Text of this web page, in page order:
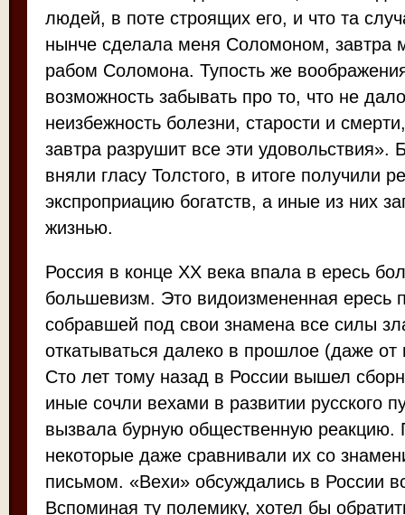
людей, в поте строящих его, и что та
нынче сделала меня Соломоном, завтра
рабом Соломона. Тупость же
возможность забывать про то, что не
неизбежность болезни, старости и
завтра разрушит все эти удовольствия».
вняли гласу Толстого, в итоге получили
экспроприацию богатств, а иные из них
жизнью.
Россия в конце XX века впала в ересь
большевизм. Это видоизмененная ересь
собравшей под свои знамена все силы
откатываться далеко в прошлое (даже от
Сто лет тому назад в России вышел
иные сочли вехами в развитии русского
вызвала бурную общественную реакцию.
некоторые даже сравнивали их со
письмом. «Вехи» обсуждались в России
Вспоминая ту полемику, хотел бы